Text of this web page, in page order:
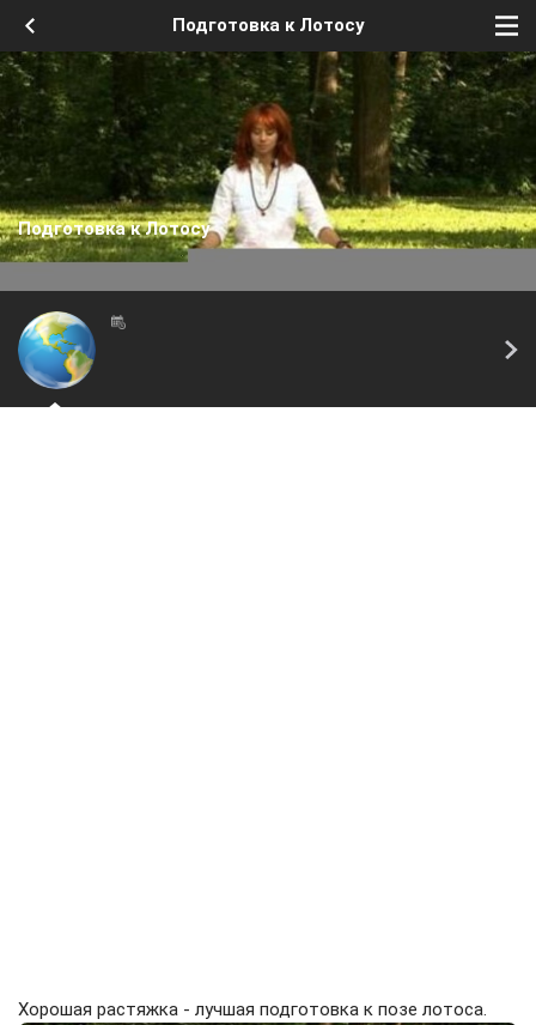
Подготовка к Лотосу
Подготовка к Лотосу
Хорошая растяжка - лучшая подготовка к позе лотоса.